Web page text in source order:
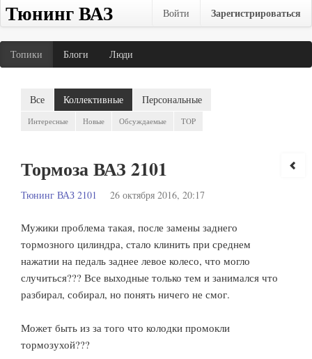
Тюнинг ВАЗ Войти Зарегистрироваться
Топики Блоги Люди
Все Коллективные Персональные
Интересные Новые Обсуждаемые TOP
Тормоза ВАЗ 2101
Тюнинг ВАЗ 2101 26 октября 2016, 20:17
Мужики проблема такая, после замены заднего
тормозного цилиндра, стало клинить при среднем
нажатии на педаль заднее левое колесо, что могло
случиться??? Все выходные только тем и занимался что
разбирал, собирал, но понять ничего не смог.
Может быть из за того что колодки промокли
тормозухой???